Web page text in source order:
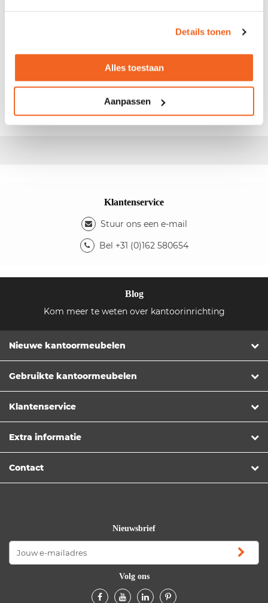
Details tonen
Alles toestaan
Aanpassen
Productspecificaties
- Bureaustoel - Diverse instelmogelijkheden - Kleur
stoffering: rood - Kleur kruisvoet: zwart - Fabrikant:
Klantenservice
Stuur ons een e-mail
Bel +31 (0)162 580654
Blog
Kom meer te weten over kantoorinrichting
Nieuwe kantoormeubelen
Gebruikte kantoormeubelen
Klantenservice
Extra informatie
Contact
Nieuwsbrief
Volg ons